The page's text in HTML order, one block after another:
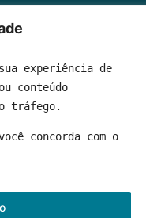
experiência de
conteúdo
tráfego.
concorda com o